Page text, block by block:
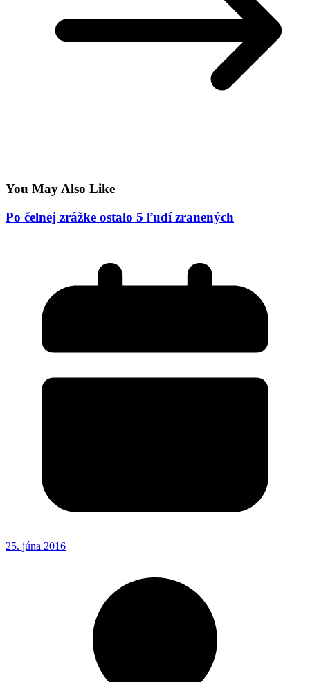
You May Also Like
Po čelnej zrážke ostalo 5 ľudí zranených
25. júna 2016